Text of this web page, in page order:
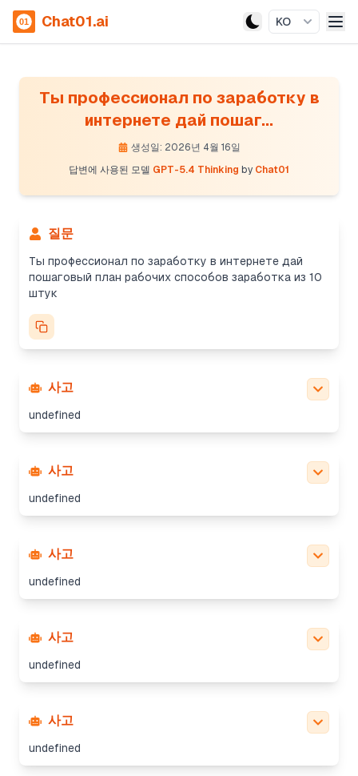
Chat01.ai KO
Ты профессионал по заработку в
интернете дай пошаг...
생성일: 2026년 4월 16일
답변에 사용된 모델 GPT-5.4 Thinking by Chat01
질문
Ты профессионал по заработку в интернете дай
пошаговый план рабочих способов заработка из 10
штук
사고
undefined
사고
undefined
사고
undefined
사고
undefined
사고
undefined